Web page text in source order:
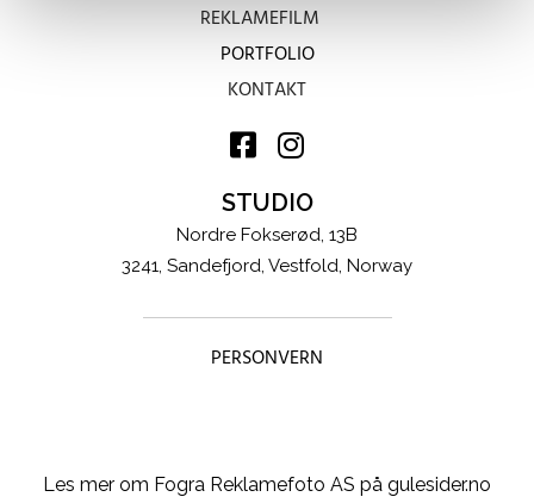
REKLAMEFILM
PORTFOLIO
KONTAKT
 
STUDIO
Nordre Fokserød, 13B
3241, Sandefjord, Vestfold, Norway
PERSONVERN
Les mer om Fogra Reklamefoto AS på gulesider.no